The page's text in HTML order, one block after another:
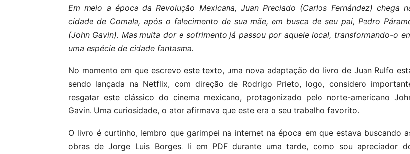
Em meio a época da Revolução Mexicana, Juan Preciado (Carlos Fernández) chega
cidade de Comala, após o falecimento de sua mãe, em busca de seu pai, Pedro
(John Gavin). Mas muita dor e sofrimento já passou por aquele local, transformando-o
uma espécie de cidade fantasma.
No momento em que escrevo este texto, uma nova adaptação do livro de Juan Rulfo
sendo lançada na Netflix, com direção de Rodrigo Prieto, logo, considero
resgatar este clássico do cinema mexicano, protagonizado pelo norte-americano
Gavin. Uma curiosidade, o ator afirmava que este era o seu trabalho favorito.
O livro é curtinho, lembro que garimpei na internet na época em que estava buscando
obras de Jorge Luis Borges, li em PDF durante uma tarde, como sou apreciador